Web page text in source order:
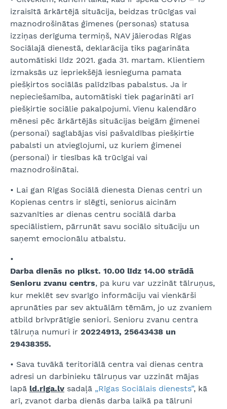
izraisītā ārkārtējā situācija, beidzas trūcīgas vai
maznodrošinātas ģimenes (personas) statusa
izziņas derīguma termiņš, NAV jāierodas Rīgas
Sociālajā dienestā, deklarācija tiks pagarināta
automātiski līdz 2021. gada 31. martam. Klientiem
izmaksās uz iepriekšējā iesnieguma pamata
piešķirtos sociālās palīdzības pabalstus. Ja ir
nepieciešamība, automātiski tiek pagarināti arī
piešķirtie sociālie pakalpojumi. Vienu kalendāro
mēnesi pēc ārkārtējās situācijas beigām ģimenei
(personai) saglabājas visi pašvaldības piešķirtie
pabalsti un atvieglojumi, uz kuriem ģimenei
(personai) ir tiesības kā trūcīgai vai
maznodrošinātai.
• Lai gan Rīgas Sociālā dienesta Dienas centri un
Kopienas centrs ir slēgti, seniorus aicinām
sazvanīties ar dienas centru sociālā darba
speciālistiem, pārrunāt savu sociālo situāciju un
saņemt emocionālu atbalstu.
•
Darba dienās no plkst. 10.00 līdz 14.00 strādā
Senioru zvanu centrs, pa kuru var uzzināt tālruņus,
kur meklēt sev svarīgo informāciju vai vienkārši
aprunāties par sev aktuālām tēmām, jo uz zvaniem
atbild brīvprātīgie seniori. Senioru zvanu centra
tālruņa numuri ir 20224913, 25643438 un
29438355.
• Sava tuvākā teritoriālā centra vai dienas centra
adresi un darbinieku tālruņus var uzzināt mājas
lapā ld.riga.lv sadaļā „Rīgas Sociālais dienests”, kā
arī, zvanot darba dienās darba laikā pa tālruni